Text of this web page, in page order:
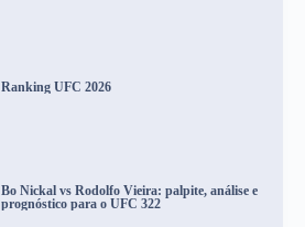
Ranking UFC 2026
Bo Nickal vs Rodolfo Vieira: palpite, análise e
prognóstico para o UFC 322